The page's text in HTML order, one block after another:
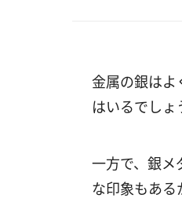
金属の銀はよ
はいるでしょ
一方で、銀メ
な印象もある